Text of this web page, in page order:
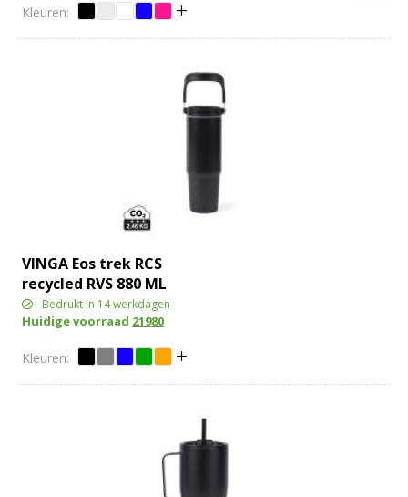
VINGA Eos trek RCS
recycled RVS 880 ML
Bedrukt in 14 werkdagen
Huidige voorraad 21980